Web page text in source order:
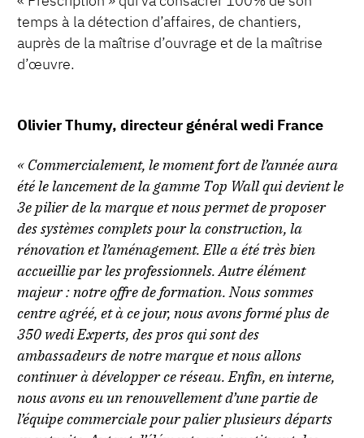
temps à la détection d’affaires, de chantiers,
auprès de la maîtrise d’ouvrage et de la maîtrise
d’œuvre.
Olivier Thumy, directeur général wedi France
« Commercialement, le moment fort de l’année aura
été le lancement de la gamme Top Wall qui devient le
3e pilier de la marque et nous permet de proposer
des systèmes complets pour la construction, la
rénovation et l’aménagement. Elle a été très bien
accueillie par les professionnels. Autre élément
majeur : notre offre de formation. Nous sommes
centre agréé, et à ce jour, nous avons formé plus de
350 wedi Experts, des pros qui sont des
ambassadeurs de notre marque et nous allons
continuer à développer ce réseau. Enfin, en interne,
nous avons eu un renouvellement d’une partie de
l’équipe commerciale pour palier plusieurs départs